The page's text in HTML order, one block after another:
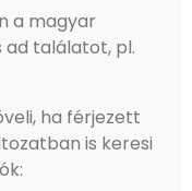
a magyar
találatot, pl.
ha férjezett
is keresi